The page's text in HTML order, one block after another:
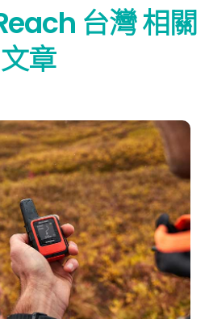
台灣 相關
文章